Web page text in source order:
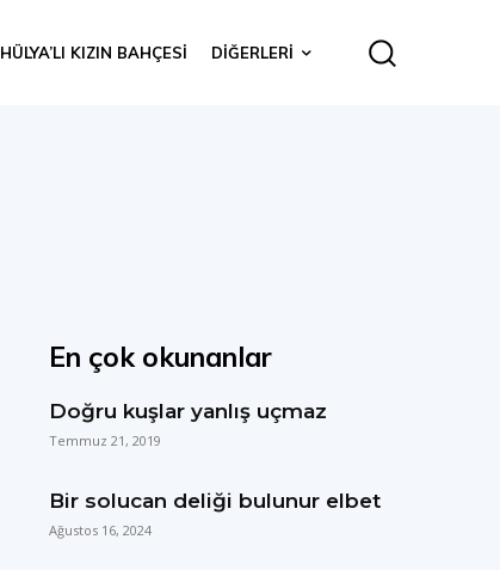
HÜLYA’LI KIZIN BAHÇESI DIĞERLERI
En çok okunanlar
Doğru kuşlar yanlış uçmaz
Temmuz 21, 2019
Bir solucan deliği bulunur elbet
Ağustos 16, 2024